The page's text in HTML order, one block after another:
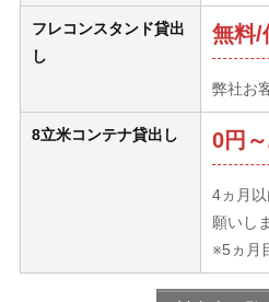
フレコンスタンド貸出
し
無料/
弊社お
8立米コンテナ貸出し 0円
4ヵ月
願いし
※5ヵ月